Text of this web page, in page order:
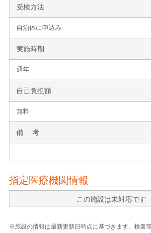
受検方法
自治体に申込み
実施時期
通年
自己負担額
無料
備 考
指定医療機関情報
この施設は未対応です
※施設の情報は最新更新日時点に基づきます。検査